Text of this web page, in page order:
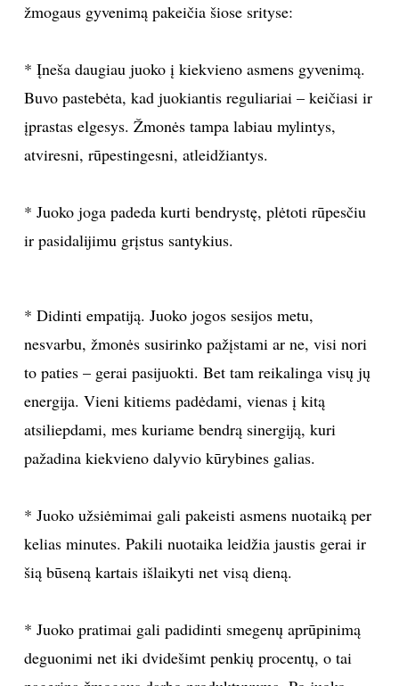
žmogaus gyvenimą pakeičia šiose srityse:
* Įneša daugiau juoko į kiekvieno asmens gyvenimą.
Buvo pastebėta, kad juokiantis reguliariai – keičiasi ir
įprastas elgesys. Žmonės tampa labiau mylintys,
atviresni, rūpestingesni, atleidžiantys.
* Juoko joga padeda kurti bendrystę, plėtoti rūpesčiu
ir pasidalijimu grįstus santykius.
* Didinti empatiją. Juoko jogos sesijos metu,
nesvarbu, žmonės susirinko pažįstami ar ne, visi nori
to paties – gerai pasijuokti. Bet tam reikalinga visų jų
energija. Vieni kitiems padėdami, vienas į kitą
atsiliepdami, mes kuriame bendrą sinergiją, kuri
pažadina kiekvieno dalyvio kūrybines galias.
* Juoko užsiėmimai gali pakeisti asmens nuotaiką per
kelias minutes. Pakili nuotaika leidžia jaustis gerai ir
šią būseną kartais išlaikyti net visą dieną.
* Juoko pratimai gali padidinti smegenų aprūpinimą
deguonimi net iki dvidešimt penkių procentų, o tai